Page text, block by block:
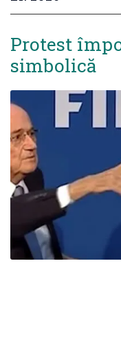
Protest
simbolică